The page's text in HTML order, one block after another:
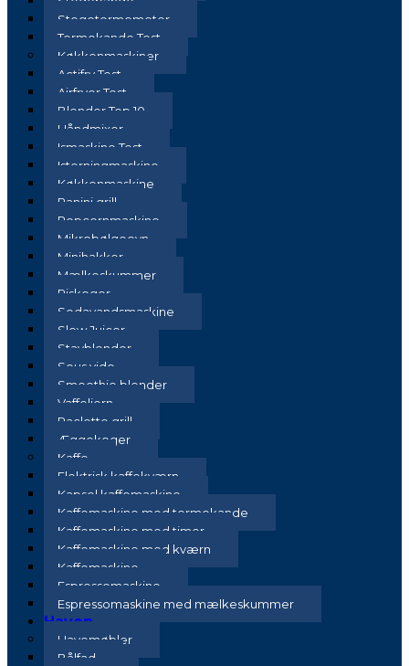
Stegetermometer
Termokande Test
Køkkenmaskiner
Actifry Test
Airfryer Test
Blender Top 10
Håndmixer
Ismaskine Test
Isterningmaskine
Køkkenmaskine
Panini grill
Popcornmaskine
Mikrobølgeovn
Minihakker
Mælkeskummer
Riskoger
Sodavandsmaskine
Slow Juicer
Stavblender
Sous vide
Smoothie blender
Vaffeljern
Raclette grill
Æggekoger
Kaffe
Elektrisk kaffekværn
Kapsel kaffemaskine
Kaffemaskine med termokande
Kaffemaskine med timer
Kaffemaskine med kværn
Kaffemaskine
Espressomaskine
Espressomaskine med mælkeskummer
Haven
Havemøbler
Bålfad